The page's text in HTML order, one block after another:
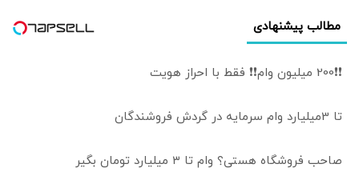
مطالب پیشنهادی
❗❗200 میلیون وام❗❗ فقط با احراز هویت
تا 3میلیارد وام سرمایه در گردش فروشندگان
صاحب فروشگاه هستی؟ وام تا ۳ میلیارد تومان بگیر